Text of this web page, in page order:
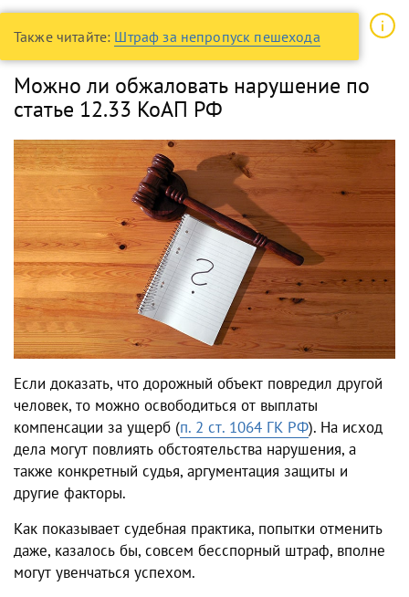
Также читайте: Штраф за непропуск пешехода
Можно ли обжаловать нарушение по
статье 12.33 КоАП РФ
Если доказать, что дорожный объект повредил другой
человек, то можно освободиться от выплаты
компенсации за ущерб (п. 2 ст. 1064 ГК РФ). На исход
дела могут повлиять обстоятельства нарушения, а
также конкретный судья, аргументация защиты и
другие факторы.
Как показывает судебная практика, попытки отменить
даже, казалось бы, совсем бесспорный штраф, вполне
могут увенчаться успехом.